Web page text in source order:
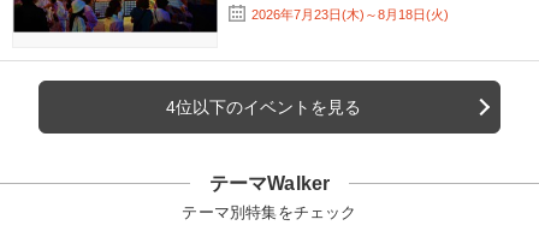
2026年7月23日(木)～8月18日(火)
4位以下のイベントを見る
テーマWalker
テーマ別特集をチェック